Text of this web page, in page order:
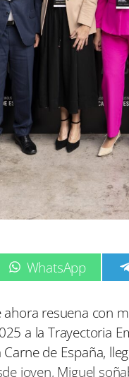
C
o
p
a
r
t
i
WhatsApp
resuena con
a la Trayectoria
de España,
joven, Miguel